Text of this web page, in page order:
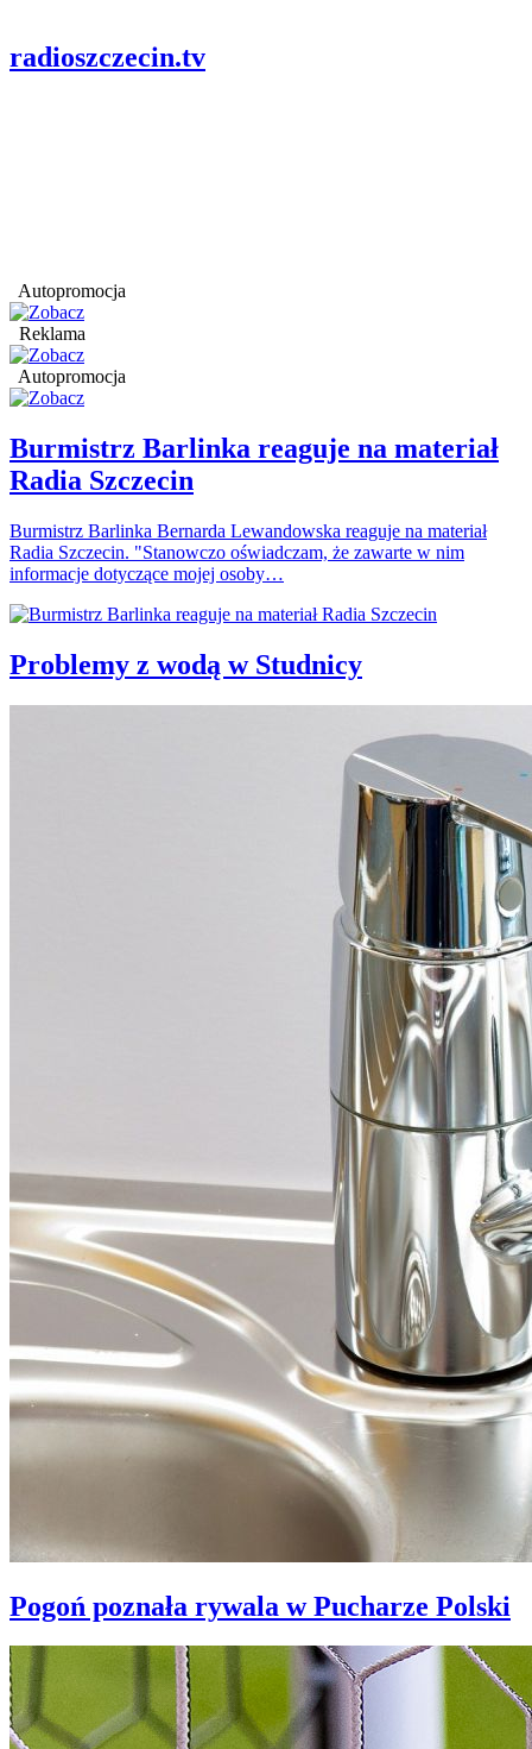
radioszczecin.tv
Autopromocja
Reklama
Autopromocja
Burmistrz Barlinka reaguje na materiał
Radia Szczecin
Burmistrz Barlinka Bernarda Lewandowska reaguje na materiał
Radia Szczecin. "Stanowczo oświadczam, że zawarte w nim
informacje dotyczące mojej osoby…
Problemy z wodą w Studnicy
Pogoń poznała rywala w Pucharze Polski